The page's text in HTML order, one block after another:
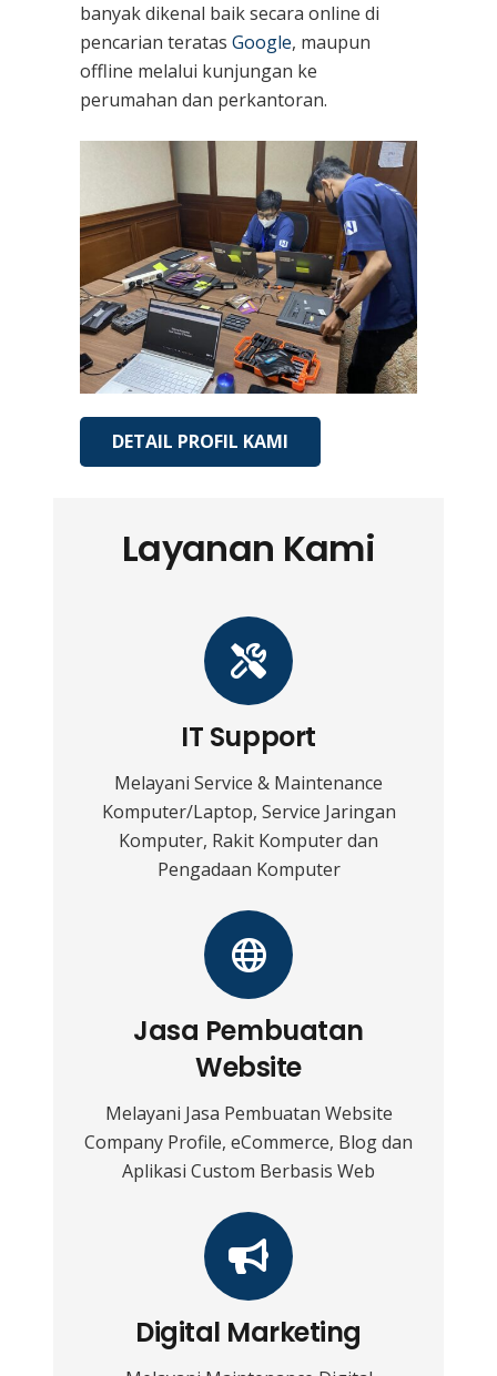
banyak dikenal baik secara online di
pencarian teratas Google, maupun
offline melalui kunjungan ke
perumahan dan perkantoran.
DETAIL PROFIL KAMI
Layanan Kami
IT Support
Melayani Service & Maintenance
Komputer/Laptop, Service Jaringan
Komputer, Rakit Komputer dan
Pengadaan Komputer
Jasa Pembuatan
Website
Melayani Jasa Pembuatan Website
Company Profile, eCommerce, Blog dan
Aplikasi Custom Berbasis Web
Digital Marketing